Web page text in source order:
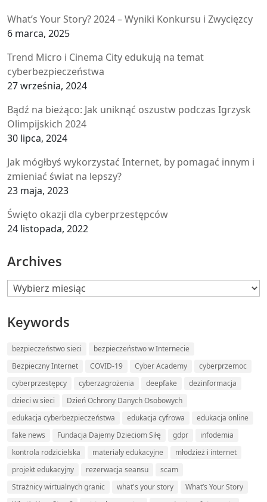
What’s Your Story? 2024 – Wyniki Konkursu i Zwycięzcy
6 marca, 2025
Trend Micro i Cinema City edukują na temat
cyberbezpieczeństwa
27 września, 2024
Bądź na bieżąco: Jak uniknąć oszustw podczas Igrzysk
Olimpijskich 2024
30 lipca, 2024
Jak mógłbyś wykorzystać Internet, by pomagać innym i
zmieniać świat na lepszy?
23 maja, 2023
Święto okazji dla cyberprzestępców
24 listopada, 2022
Archives
Archives
Keywords
bezpieczeństwo sieci
bezpieczeństwo w Internecie
Bezpieczny Internet
COVID-19 Cyber Academy
cyberprzemoc
cyberprzestępcy
cyberzagrożenia deepfake
dezinformacja
dzieci w sieci
Dzień Ochrony Danych Osobowych
edukacja cyberbezpieczeństwa
edukacja cyfrowa
edukacja online
fake news
Fundacja Dajemy Dzieciom Siłę gdpr
infodemia
kontrola rodzicielska
materiały edukacyjne
młodzież i internet
projekt edukacyjny
rezerwacja seansu
scam
Strażnicy wirtualnych granic
what's your story
What’s Your Story